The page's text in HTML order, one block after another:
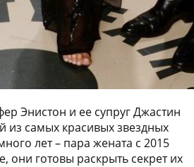
Энистон и ее супруг Джастин
из самых красивых звездных
лет – пара жената с 2015
они готовы раскрыть секрет их